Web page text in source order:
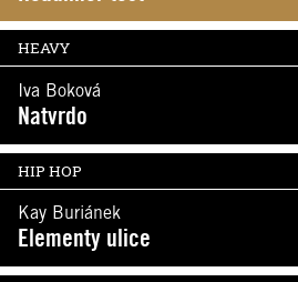
HEAVY
Iva Boková
Natvrdo
HIP HOP
Kay Buriánek
Elementy ulice